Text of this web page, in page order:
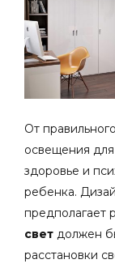
От
освещения
здоровье и
ребенка.
предполагает
свет должен
расстановки